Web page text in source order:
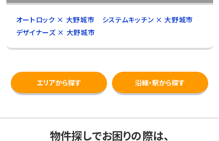
オートロック × 大野城市
システムキッチン × 大野城市
デザイナーズ × 大野城市
エリアから探す 沿線・駅から探す
物件探しでお困りの際は、